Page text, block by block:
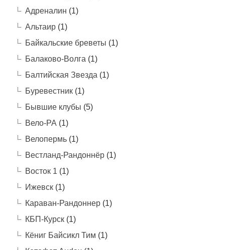
Адреналин (1)
Альтаир(1)
Байкальские бреветы (1)
Балаково-Волга (1)
Балтийская Звезда (1)
Буревестник(1)
Бывшие клубы (5)
Вело-РА (1)
Велопермь(1)
Вестланд-Рандоннёр(1)
Восток 1 (1)
Ижевск(1)
Караван-Рандоннер(1)
КБП-Курск(1)
Кёниг Байсикл Тим (1)